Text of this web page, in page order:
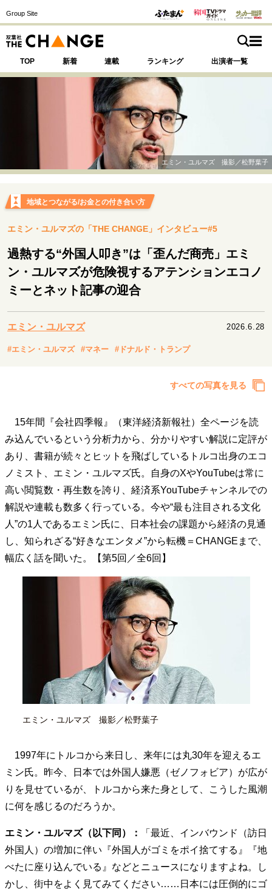
Group Site
TOP 新着 連載 ランキング 出演者一覧
注目の記事テーマで探す
運命を変えた出会い 決断の裏側
表現者の葛藤
人生が動いた日 10代の挫折と原点
キャリア・働き方
セカンドキャリアの描き方
大人の学び直し
ファーストキャリアを拓く
夢を掴む選択
次世代へのバトン
マインドセット
重圧との向き合い方 一流のルーティン
20代の現在地
忘れられない言葉
10代・20代の土台
ライフスタイル・生き方
40代からの景色 50代のリアル
移住という選択
一生モノの愛用品
60代のネクストステージ
70代のグランドデザイン
社会・カルチャー・マネー
地域とつながる/お金との付き合い方
エミン・ユルマズ 撮影／松野葉子
地域とつながる/お金との付き合い方
エミン・ユルマズの「THE CHANGE」インタビュー#5
過熱する“外国人叩き”は「歪んだ商売」エミ
ン・ユルマズが危険視するアテンションエコノ
ミーとネット記事の迎合
エミン・ユルマズ 2026.6.28
#エミン・ユルマズ #マネー #ドナルド・トランプ
すべての写真を見る
15年間『会社四季報』（東洋経済新報社）全ページを読
み込んでいるという分析力から、分かりやすい解説に定評が
あり、書籍が続々とヒットを飛ばしているトルコ出身のエコ
ノミスト、エミン・ユルマズ氏。自身のXやYouTubeは常に
高い閲覧数・再生数を誇り、経済系YouTubeチャンネルでの
解説や連載も数多く行っている。今や“最も注目される文化
人”の1人であるエミン氏に、日本社会の課題から経済の見通
し、知られざる“好きなエンタメ”から転機＝CHANGEまで、
幅広く話を聞いた。【第5回／全6回】
エミン・ユルマズ 撮影／松野葉子
1997年にトルコから来日し、来年には丸30年を迎えるエ
ミン氏。昨今、日本では外国人嫌悪（ゼノフォビア）が広が
りを見せているが、トルコから来た身として、こうした風潮
に何を感じるのだろうか。
エミン・ユルマズ（以下同）：
「最近、インバウンド（訪日
外国人）の増加に伴い『外国人がゴミをポイ捨てする』『地
べたに座り込んでいる』などとニュースになりますよね。し
かし、街中をよく見てみてください……日本には圧倒的にゴ